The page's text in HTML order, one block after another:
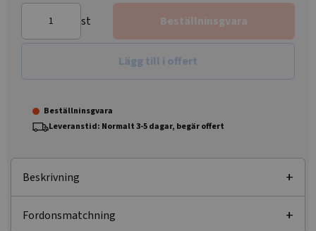
st Beställninsgvara
Lägg till i offert
Beställninsgvara
Leveranstid: Normalt 3-5 dagar, begär offert
Beskrivning
Fordonsmatchning